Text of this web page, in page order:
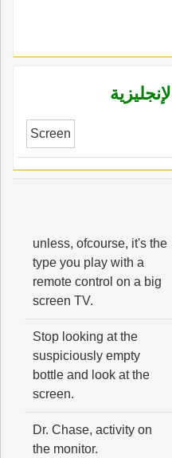
Screen
unless, ofcourse, it's the
type you play with a
remote control on a big
screen TV.
Stop looking at the
suspiciously empty
bottle and look at the
screen.
Dr. Chase, activity on
the monitor.